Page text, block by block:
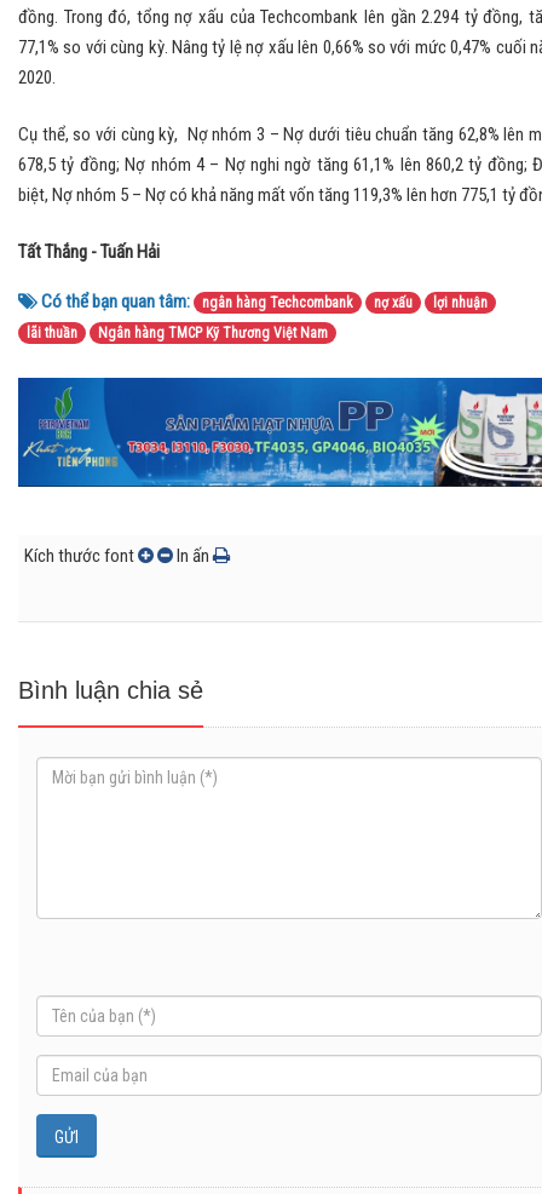
đồng. Trong đó, tổng nợ xấu của Techcombank lên gần 2.294 tỷ đồng,
77,1% so với cùng kỳ. Nâng tỷ lệ nợ xấu lên 0,66% so với mức 0,47% cuối
2020.
Cụ thể, so với cùng kỳ, Nợ nhóm 3 – Nợ dưới tiêu chuẩn tăng 62,8% lên
678,5 tỷ đồng; Nợ nhóm 4 – Nợ nghi ngờ tăng 61,1% lên 860,2 tỷ đồng;
biệt, Nợ nhóm 5 – Nợ có khả năng mất vốn tăng 119,3% lên hơn 775,1 tỷ
Tất Thắng - Tuấn Hải
Có thể bạn quan tâm: ngân hàng Techcombank nợ xấu
lợi nhuận
lãi thuần
Ngân hàng TMCP Kỹ Thương Việt Nam
Kích thước font In ấn
Bình luận chia sẻ